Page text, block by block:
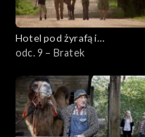
Hotel pod żyrafą i
nosorożcem
odc. 9 – Bratek